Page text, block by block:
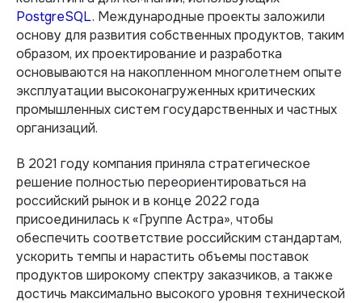
PostgreSQL. Международные проекты заложили
основу для развития собственных продуктов, таким
образом, их проектирование и разработка
основываются на накопленном многолетнем опыте
эксплуатации высоконагруженных критических
промышленных систем государственных и частных
организаций.
В 2021 году компания приняла стратегическое
решение полностью переориентироваться на
российский рынок и в конце 2022 года
присоединилась к «Группе Астра», чтобы
обеспечить соответствие российским стандартам,
ускорить темпы и нарастить объемы поставок
продуктов широкому спектру заказчиков, а также
достичь максимально высокого уровня технической